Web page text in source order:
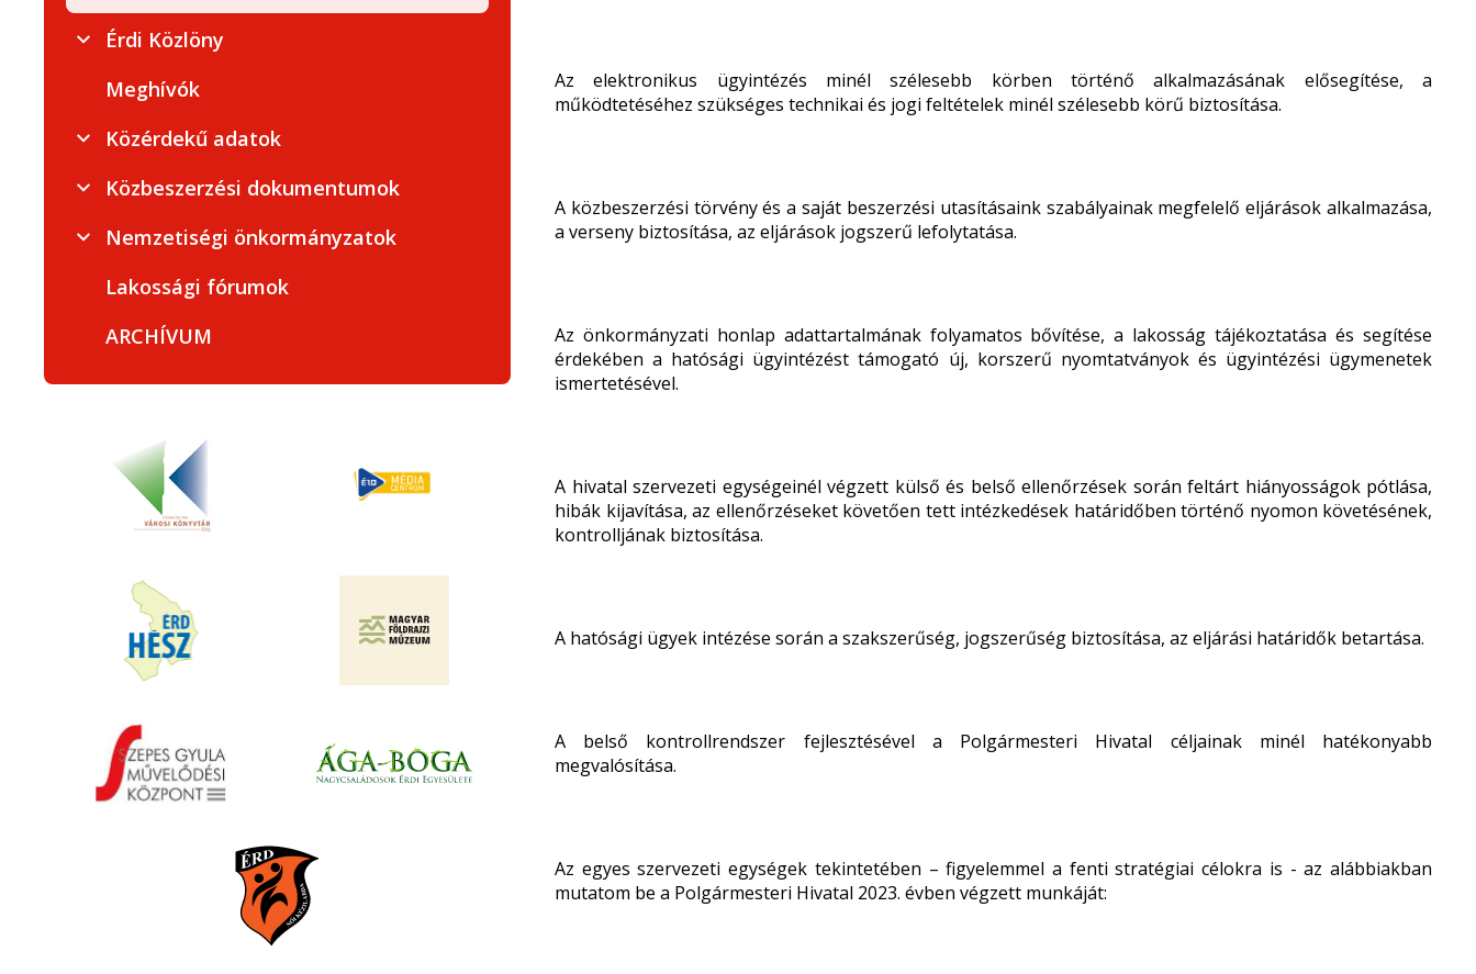
Az elektronikus ügyintézés minél szélesebb körben történő alkalmazásának elősegítése, a
működtetéséhez szükséges technikai és jogi feltételek minél szélesebb körű biztosítása.
A közbeszerzési törvény és a saját beszerzési utasításaink szabályainak megfelelő eljárások alkalmazása,
a verseny biztosítása, az eljárások jogszerű lefolytatása.
Az önkormányzati honlap adattartalmának folyamatos bővítése, a lakosság tájékoztatása és segítése
érdekében a hatósági ügyintézést támogató új, korszerű nyomtatványok és ügyintézési ügymenetek
ismertetésével.
A hivatal szervezeti egységeinél végzett külső és belső ellenőrzések során feltárt hiányosságok pótlása,
hibák kijavítása, az ellenőrzéseket követően tett intézkedések határidőben történő nyomon követésének,
kontrolljának biztosítása.
A hatósági ügyek intézése során a szakszerűség, jogszerűség biztosítása, az eljárási határidők betartása.
A belső kontrollrendszer fejlesztésével a Polgármesteri Hivatal céljainak minél hatékonyabb
megvalósítása.
Az egyes szervezeti egységek tekintetében – figyelemmel a fenti stratégiai célokra is - az alábbiakban
mutatom be a Polgármesteri Hivatal 2023. évben végzett munkáját:
Érdi Közlöny
Meghívók
Közérdekű adatok
Közbeszerzési dokumentumok
Nemzetiségi önkormányzatok
Lakossági fórumok
ARCHÍVUM